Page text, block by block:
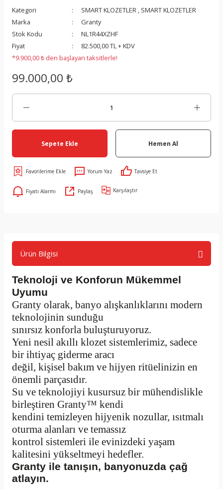
Kategori SMART KLOZETLER , SMART KLOZETLER
Marka
Granty
Stok Kodu
NL1R44XZHF
Fiyat
82.500,00 TL + KDV
*9.900,00 ₺ den başlayan taksitlerle!
99.000,00 ₺
Sepete Ekle Hemen Al
Yorum Yaz Tavsiye Et
Fiyatı Alarmı Paylaş Karşılaştır
Ürün Bilgisi
Teknoloji ve Konforun Mükemmel
Uyumu
Granty olarak, banyo alışkanlıklarını modern
teknolojinin sunduğu
sınırsız konforla buluşturuyoruz.
Yeni nesil akıllı klozet sistemlerimiz, sadece
bir ihtiyaç giderme aracı
değil, kişisel bakım ve hijyen ritüelinizin en
önemli parçasıdır.
Su ve teknolojiyi kusursuz bir mühendislikle
birleştiren Granty™ kendi
kendini temizleyen hijyenik nozullar, ısıtmalı
oturma alanları ve temassız
kontrol sistemleri ile evinizdeki yaşam
kalitesini yükseltmeyi hedefler.
Granty ile tanışın, banyonuzda çağ
atlayın.